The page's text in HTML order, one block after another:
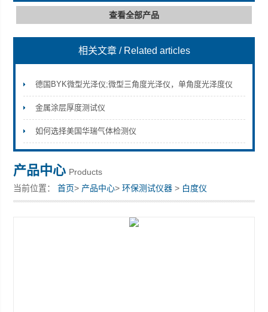
深圳市深博瑞仪器仪表有限公司
查看全部产品
相关文章 / Related articles
德国BYK微型光泽仪;微型三角度光泽仪，单角度光泽度仪
金属涂层厚度测试仪
如何选择美国华瑞气体检测仪
产品中心 Products
当前位置：首页> 产品中心>环保测试仪器 > 白度仪